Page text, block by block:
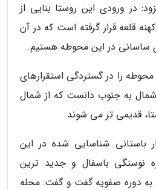
در ورودی این روستا بنایی از
قلعه قرار گرفته است که در آن
ساسانی در این محوطه هستیم.
را در گستردگی استقرارهای
شمال به جنوب دانست که از شمال
قدیمی تر می شوند.
باستانی شناسایی شده در این
نوسنگی باسفال و جدید ترین
به دوره صفویه گفت و گفت: محله